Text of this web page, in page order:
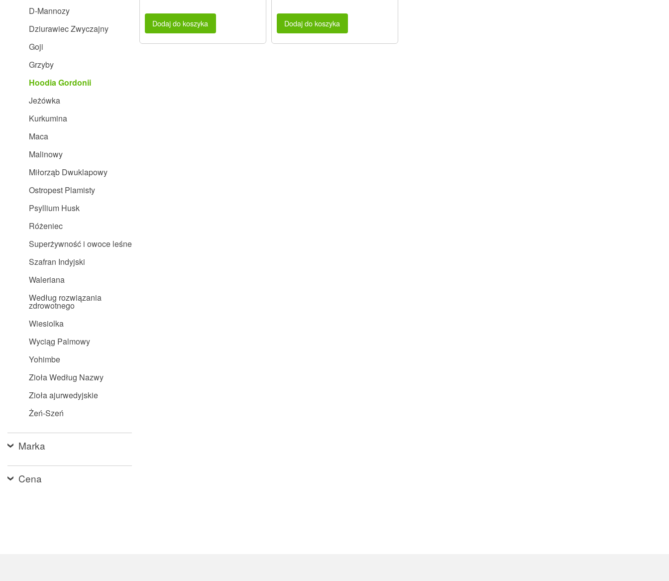
D-Mannozy
Dziurawiec Zwyczajny
Goji
Grzyby
Hoodia Gordonii
Jeżówka
Kurkumina
Maca
Malinowy
Miłorząb Dwuklapowy
Ostropest Plamisty
Psyllium Husk
Różeniec
Superżywność i owoce leśne
Szafran Indyjski
Waleriana
Według rozwiązania
zdrowotnego
Wiesiolka
Wyciąg Palmowy
Yohimbe
Zioła Według Nazwy
Zioła ajurwedyjskie
Żeń-Szeń
Marka
Cena
Dodaj do koszyka Dodaj do koszyka